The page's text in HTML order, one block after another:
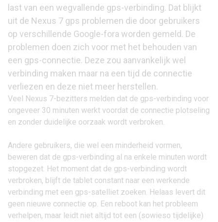
last van een wegvallende gps-verbinding. Dat blijkt
uit de Nexus 7 gps problemen die door gebruikers
op verschillende Google-fora worden gemeld. De
problemen doen zich voor met het behouden van
een gps-connectie. Deze zou aanvankelijk wel
verbinding maken maar na een tijd de connectie
verliezen en deze niet meer herstellen.
Veel Nexus 7-bezitters melden dat de gps-verbinding voor
ongeveer 30 minuten werkt voordat de connectie plotseling
en zonder duidelijke oorzaak wordt verbroken.
Andere gebruikers, die wel een minderheid vormen,
beweren dat de gps-verbinding al na enkele minuten wordt
stopgezet. Het moment dat de gps-verbinding wordt
verbroken, blijft de tablet constant naar een werkende
verbinding met een gps-satelliet zoeken. Helaas levert dit
geen nieuwe connectie op. Een reboot kan het probleem
verhelpen, maar leidt niet altijd tot een (sowieso tijdelijke)